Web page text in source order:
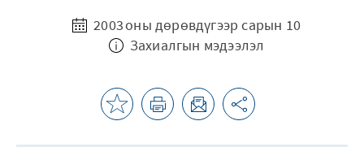
2003 оны дөрөвдүгээр сарын 10
Захиалгын мэдээлэл